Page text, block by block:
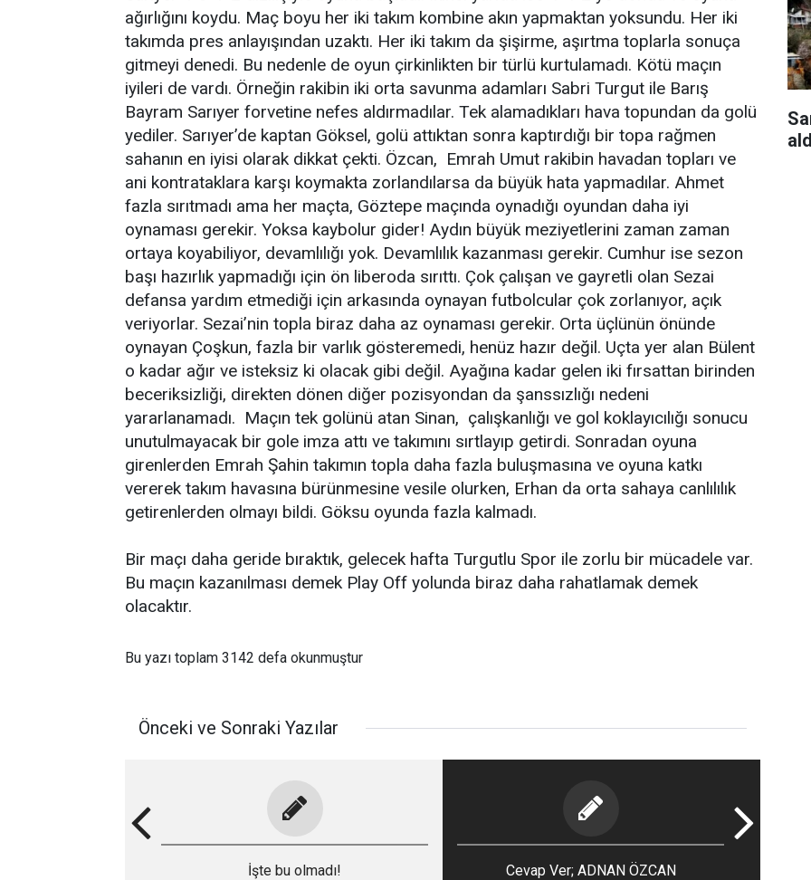
ağırlığını koydu. Maç boyu her iki takım kombine akın yapmaktan yoksundu. Her iki
takımda pres anlayışından uzaktı. Her iki takım da şişirme, aşırtma toplarla sonuça
gitmeyi denedi. Bu nedenle de oyun çirkinlikten bir türlü kurtulamadı. Kötü maçın
iyileri de vardı. Örneğin rakibin iki orta savunma adamları Sabri Turgut ile Barış
Bayram Sarıyer forvetine nefes aldırmadılar. Tek alamadıkları hava topundan da golü
yediler. Sarıyer’de kaptan Göksel, golü attıktan sonra kaptırdığı bir topa rağmen
sahanın en iyisi olarak dikkat çekti. Özcan, Emrah Umut rakibin havadan topları ve
ani kontrataklara karşı koymakta zorlandılarsa da büyük hata yapmadılar. Ahmet
fazla sırıtmadı ama her maçta, Göztepe maçında oynadığı oyundan daha iyi
oynaması gerekir. Yoksa kaybolur gider! Aydın büyük meziyetlerini zaman zaman
ortaya koyabiliyor, devamlılığı yok. Devamlılık kazanması gerekir. Cumhur ise sezon
başı hazırlık yapmadığı için ön liberoda sırıttı. Çok çalışan ve gayretli olan Sezai
defansa yardım etmediği için arkasında oynayan futbolcular çok zorlanıyor, açık
veriyorlar. Sezai’nin topla biraz daha az oynaması gerekir. Orta üçlünün önünde
oynayan Çoşkun, fazla bir varlık gösteremedi, henüz hazır değil. Uçta yer alan Bülent
o kadar ağır ve isteksiz ki olacak gibi değil. Ayağına kadar gelen iki fırsattan birinden
beceriksizliği, direkten dönen diğer pozisyondan da şanssızlığı nedeni
yararlanamadı. Maçın tek golünü atan Sinan, çalışkanlığı ve gol koklayıcılığı sonucu
unutulmayacak bir gole imza attı ve takımını sırtlayıp getirdi. Sonradan oyuna
girenlerden Emrah Şahin takımın topla daha fazla buluşmasına ve oyuna katkı
vererek takım havasına bürünmesine vesile olurken, Erhan da orta sahaya canlılılık
getirenlerden olmayı bildi. Göksu oyunda fazla kalmadı.
Bir maçı daha geride bıraktık, gelecek hafta Turgutlu Spor ile zorlu bir mücadele var.
Bu maçın kazanılması demek Play Off yolunda biraz daha rahatlamak demek
olacaktır.
Bu yazı toplam 3142 defa okunmuştur
Önceki ve Sonraki Yazılar
İşte bu olmadı! Cevap Ver; ADNAN ÖZCAN